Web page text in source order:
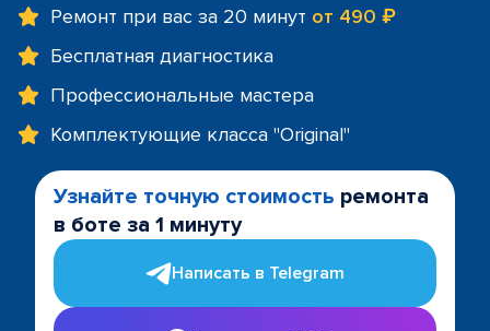
Ремонт при вас за 20 минут от 490 ₽
Бесплатная диагностика
Профессиональные мастера
Комплектующие класса "Original"
Узнайте точную стоимость ремонта
в боте за 1 минуту
Написать в Telegram